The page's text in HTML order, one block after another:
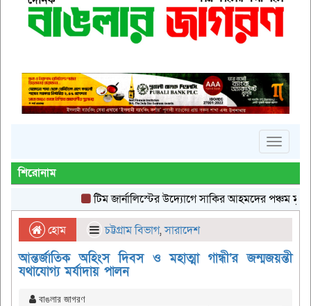
Toggle
শিরোনাম
টিম জার্নালিস্টের উদ্যোগে সাকির আহমদের পঞ্চম
হোম চট্টগ্রাম বিভাগ,সারাদেশ
আন্তর্জাতিক অহিংস দিবস ও মহাত্মা গান্ধী’র জন্মজয়ন্তী
যথাযোগ্য মর্যাদায় পালন
বাঙলার জাগরণ